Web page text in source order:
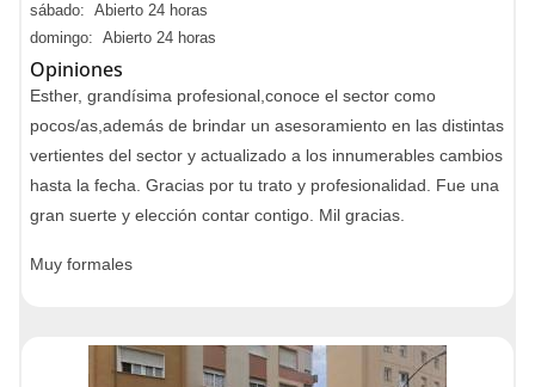
sábado: Abierto 24 horas
domingo: Abierto 24 horas
Opiniones
Esther, grandísima profesional,conoce el sector como
pocos/as,además de brindar un asesoramiento en las distintas
vertientes del sector y actualizado a los innumerables cambios
hasta la fecha. Gracias por tu trato y profesionalidad. Fue una
gran suerte y elección contar contigo. Mil gracias.
Muy formales